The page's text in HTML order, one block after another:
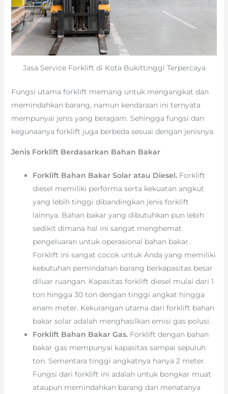
Jasa Service Forklift di Kota Bukittinggi Terpercaya
Fungsi utama forklift memang untuk mengangkat dan
memindahkan barang, namun kendaraan ini ternyata
mempunyai jenis yang beragam. Sehingga fungsi dan
kegunaanya forklift juga berbeda sesuai dengan jenisnya.
Jenis Forklift Berdasarkan Bahan Bakar
Forklift Bahan Bakar Solar atau Diesel. Forklift
diesel memiliki performa serta kekuatan angkut
yang lebih tinggi dibandingkan jenis forklift
lainnya. Bahan bakar yang dibutuhkan pun lebih
sedikit dimana hal ini sangat menghemat
pengeluaran untuk operasional bahan bakar.
Forklift ini sangat cocok untuk Anda yang memiliki
kebutuhan pemindahan barang berkapasitas besar
diluar ruangan. Kapasitas forklift diesel mulai dari 1
ton hingga 30 ton dengan tinggi angkat hingga
enam meter. Kekurangan utama dari forklift bahan
bakar solar adalah menghasilkan emisi gas polusi.
Forklift Bahan Bakar Gas. Forklift dengan bahan
bakar gas mempunyai kapasitas sampai sepuluh
ton. Sementara tinggi angkatnya hanya 2 meter.
Fungsi dari forklift ini adalah untuk bongkar muat
ataupun memindahkan barang dan menatanya